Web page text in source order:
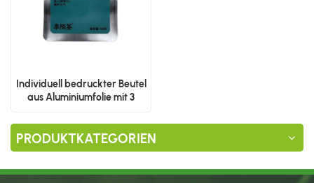
Individuell bedruckter Beutel
aus Aluminiumfolie mit 3
PRODUKTKATEGORIEN